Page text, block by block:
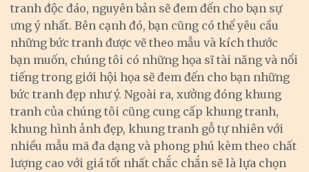
tranh độc đáo, nguyên bản sẽ đem đến cho bạn sự
ưng ý nhất. Bên cạnh đó, bạn cũng có thể yêu cầu
những bức tranh được vẽ theo mẫu và kích thước
bạn muốn, chúng tôi có những họa sĩ tài năng và nổi
tiếng trong giới hội họa sẽ đem đến cho bạn những
bức tranh đẹp như ý. Ngoài ra, xưởng đóng khung
tranh của chúng tôi cũng cung cấp khung tranh,
khung hình ảnh đẹp, khung tranh gỗ tự nhiên với
nhiều mẫu mã đa dạng và phong phú kèm theo chất
lượng cao với giá tốt nhất chắc chắn sẽ là lựa chọn